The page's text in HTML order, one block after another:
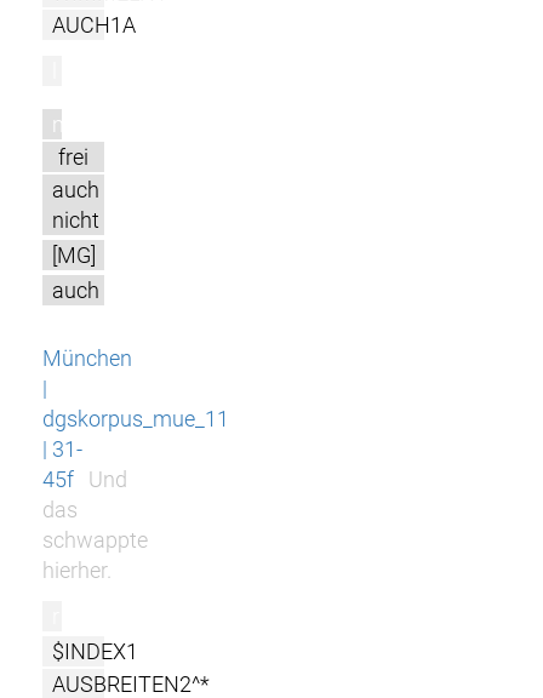
AUCH1A
m
frei
auch
nicht
[MG]
auch
München
|
dgskorpus_mue_11
| 31-
45f
Und
das
schwappte
hierher.
$INDEX1
AUSBREITEN2^*